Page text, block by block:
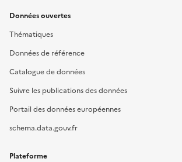
Données ouvertes
Thématiques
Données de référence
Catalogue de données
Suivre les publications des données
Portail des données européennes
schema.data.gouv.fr
Plateforme